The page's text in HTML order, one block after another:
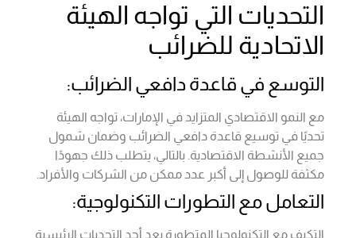
التحديات التي تواجه الهيئة
الاتحادية للضرائب
التوسع في قاعدة دافعي الضرائب:
مع النمو الاقتصادي المتزايد في الإمارات، تواجه الهيئة
تحديًا في توسيع قاعدة دافعي الضرائب وضمان شمول
جميع الأنشطة الاقتصادية. بالتالي، يتطلب ذلك جهودًا
مكثفة للوصول إلى أكبر عدد ممكن من الشركات والأفراد.
التعامل مع التطورات التكنولوجية:
التكيف مع التكنولوجيا المتطورة يعد أحد التحديات الرئيسية